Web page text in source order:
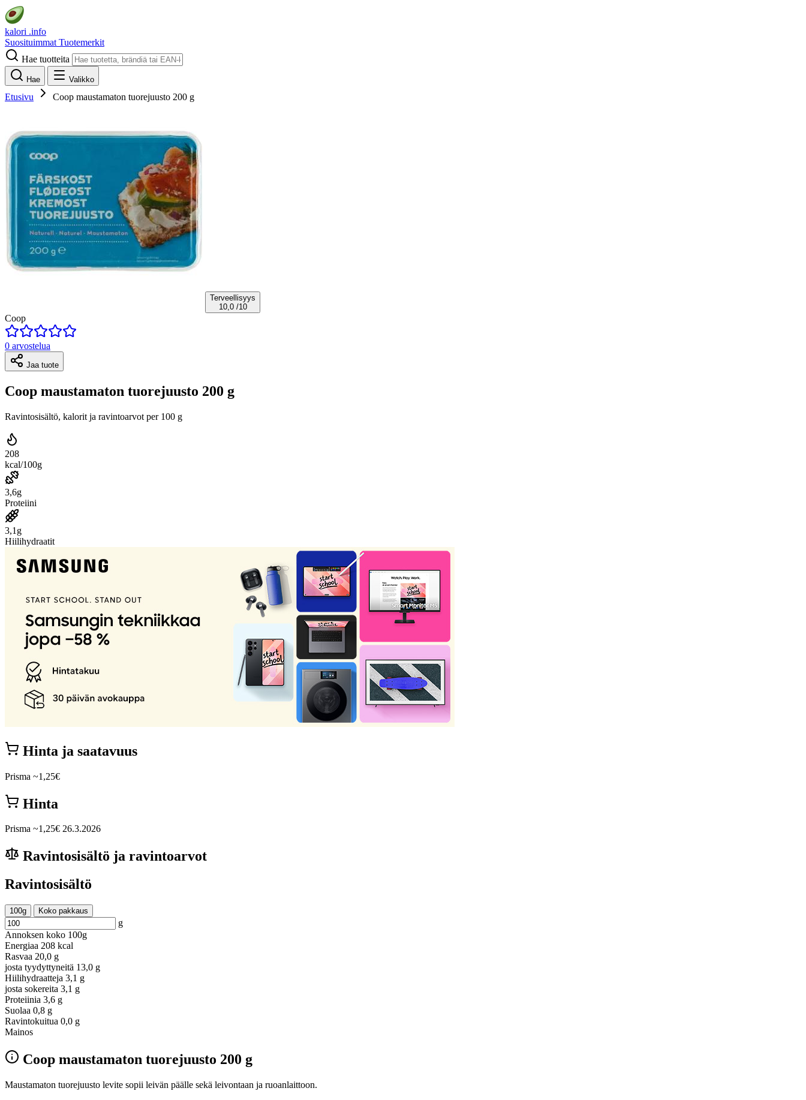
kalori .info
Suosituimmat Tuotemerkit
Hae tuotteita
Hae Valikko
Etusivu Coop maustamaton tuorejuusto 200 g
Terveellisyys
10,0 /10
Coop
0 arvostelua
Jaa tuote
Coop maustamaton tuorejuusto 200 g
Ravintosisältö, kalorit ja ravintoarvot per 100 g
208
kcal/100g
3,6g
Proteiini
3,1g
Hiilihydraatit
Hinta ja saatavuus
Prisma ~1,25€
Hinta
Prisma ~1,25€ 26.3.2026
Ravintosisältö ja ravintoarvot
Ravintosisältö
100g Koko pakkaus
g
Annoksen koko 100g
Energiaa 208 kcal
Rasvaa 20,0 g
josta tyydyttyneitä 13,0 g
Hiilihydraatteja 3,1 g
josta sokereita 3,1 g
Proteiinia 3,6 g
Suolaa 0,8 g
Ravintokuitua 0,0 g
Mainos
Coop maustamaton tuorejuusto 200 g
Maustamaton tuorejuusto levite sopii leivän päälle sekä leivontaan ja ruoanlaittoon.